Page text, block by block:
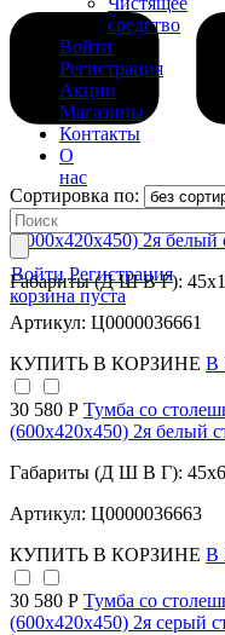
средство
Войти
Регистрация
Акции
Магазины
Контакты
О
нас
Войти Регистрация
корзина пуста
Сортировка по:
38 960 Р
Тумба со
(1000х420х450) 2я белый
Габариты (Д Ш В Г):
Артикул: Ц0000036661
КУПИТЬ В КОРЗИНЕ В
30 580 Р Тумба со
(600х420х450) 2я белый
Габариты (Д Ш В Г):
Артикул: Ц0000036663
КУПИТЬ В КОРЗИНЕ В
30 580 Р Тумба со
(600х420х450) 2я серый